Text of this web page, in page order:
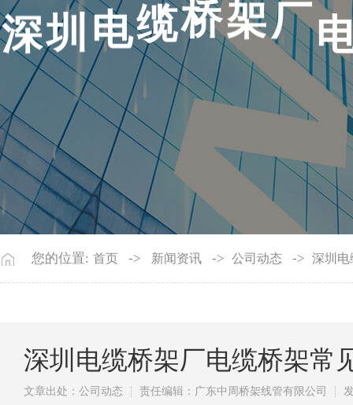
深圳 电缆桥架厂
您的位置: 首页 -> 新闻资讯 -> 公司动态 -> 深圳电
深圳电缆桥架厂电缆桥架常
文章出处：公司动态 责任编辑：广东中周桥架线管有限公司